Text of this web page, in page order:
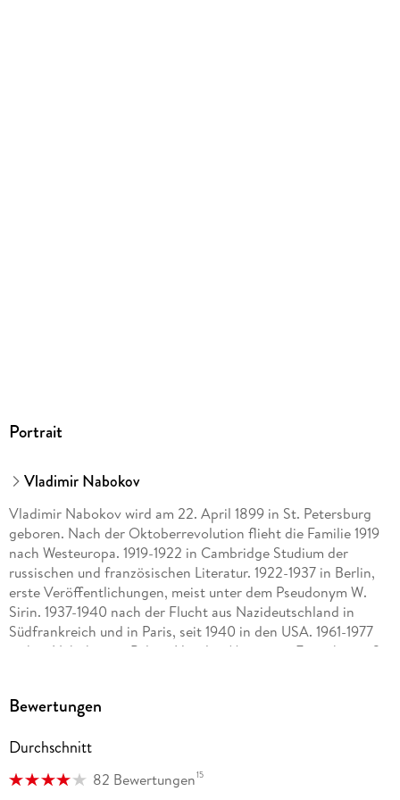
Portrait
Vladimir Nabokov
Vladimir Nabokov wird am 22. April 1899 in St. Petersburg
geboren. Nach der Oktoberrevolution flieht die Familie 1919
nach Westeuropa. 1919-1922 in Cambridge Studium der
russischen und französischen Literatur. 1922-1937 in Berlin,
erste Veröffentlichungen, meist unter dem Pseudonym W.
Sirin. 1937-1940 nach der Flucht aus Nazideutschland in
Südfrankreich und in Paris, seit 1940 in den USA. 1961-1977
wohnt Nabokov im Palace Hotel in Montreux. Er stirbt am 2.
Von 1959-1999 war er Redakteur bei DIE ZEIT, davon 1973-
1977 Leiter des Feuilletons, danach als
Wissenschaftsjournalist mit den Schwerpunkten Psychologie,
Bewertungen
Durchschnitt
82 Bewertungen15